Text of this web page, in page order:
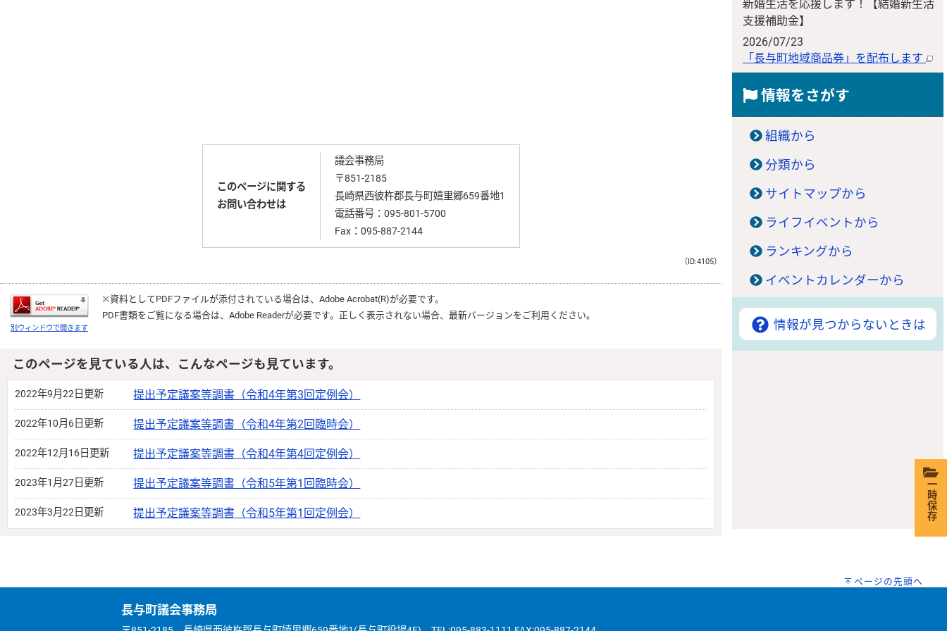
このページに関する
お問い合わせは
議会事務局
〒851-2185
長崎県西彼杵郡長与町嬉里郷659番地1
電話番号： 095-801-5700
Fax：095-887-2144
（ID:4105）
別ウィンドウで開きます
※資料としてPDFファイルが添付されている場合は、 Adobe Acrobat(R)が必要です。
PDF書類をご覧になる場合は、 Adobe Readerが必要です。正しく表示されない場合、最新バージョンをご利用ください。
このページを見ている人は、こんなページも見ています。
2022年9月22日更新 提出予定議案等調書（令和4年第3回定例会）
2022年10月6日更新 提出予定議案等調書（令和4年第2回臨時会）
2022年12月16日更新 提出予定議案等調書（令和4年第4回定例会）
2023年1月27日更新 提出予定議案等調書（令和5年第1回臨時会）
2023年3月22日更新 提出予定議案等調書（令和5年第1回定例会）
新婚生活を応援します！【結婚新生活
支援補助金】
2026/07/23
「長与町地域商品券」を配布します
情報をさがす
組織から
分類から
サイトマップから
ライフイベントから
ランキングから
イベントカレンダーから
情報が見つからないときは
ページの先頭へ
長与町議会事務局
一時保存